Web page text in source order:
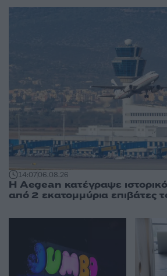
14:0706.08.26
Η Aegean κατέγραψε
από 2 εκατομμύρια επιβάτες